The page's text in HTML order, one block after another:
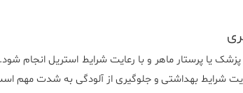
یا پرستار ماهر و با رعایت شرایط استریل انجام
شرایط بهداشتی و جلوگیری از آلودگی به شدت مهم